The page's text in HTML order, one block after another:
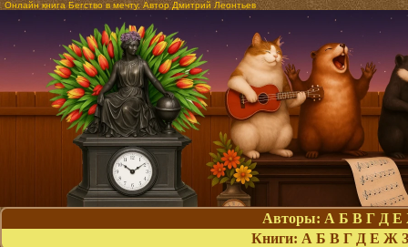
Онлайн книга Бегство в мечту. Автор Дмитрий Леонтьев
Авторы: А Б В Г Д Е
Книги: А Б В Г Д Е Ж З